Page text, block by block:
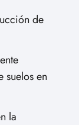
de
suelos en
la